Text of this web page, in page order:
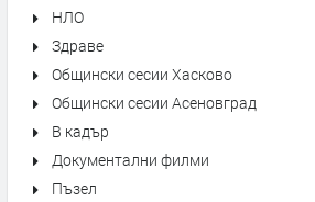
НЛО
Здраве
Общински сесии Хасково
Общински сесии Асеновград
В кадър
Документални филми
Пъзел